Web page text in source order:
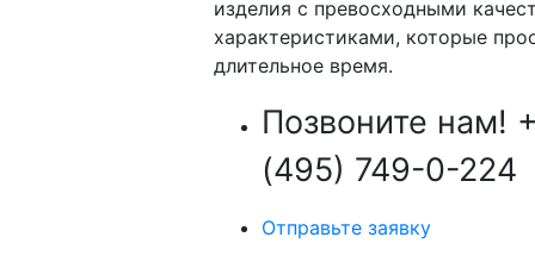
изделия с превосходными
характеристиками, которые
длительное время.
Позвоните нам!
(495) 749-0-224
Отправьте заявку